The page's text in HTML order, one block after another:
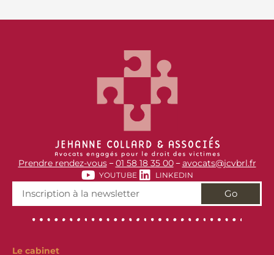
Prendre rendez-vous–01 58 18 35 00–avocats@jcvbrl.fr
YOUTUBE LINKEDIN
Go
Le cabinet